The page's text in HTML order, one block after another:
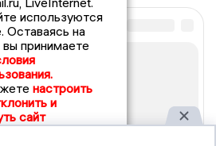
используются
Оставаясь на
вы принимаете
настроить
и
сайт